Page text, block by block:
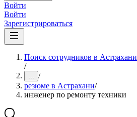
Войти
Войти
Зарегистрироваться
Поиск сотрудников в Астрахани
/
... /
резюме в Астрахани/
инженер по ремонту техники